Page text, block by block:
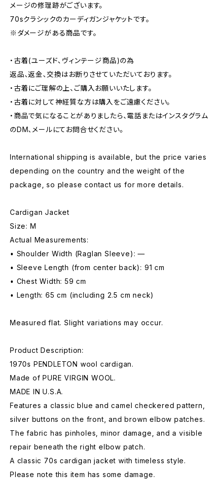
メージの修理跡がございます。
70sクラシックのカーディガンジャケットです。
※ダメージがある商品です。
・古着(ユーズド、ヴィンテージ商品)の為
返品、返金、交換はお断りさせていただいております。
・古着にご理解の上、ご購入お願いいたします。
・古着に対して神経質な方は購入をご遠慮ください。
・商品で気になることがありましたら、電話またはインスタグラム
のDM、メールにてお問合せください。
International shipping is available, but the price varies
depending on the country and the weight of the
package, so please contact us for more details.
Cardigan Jacket
Size: M
Actual Measurements:
• Shoulder Width (Raglan Sleeve): —
• Sleeve Length (from center back): 91 cm
• Chest Width: 59 cm
• Length: 65 cm (including 2.5 cm neck)
Measured flat. Slight variations may occur.
Product Description:
1970s PENDLETON wool cardigan.
Made of PURE VIRGIN WOOL.
MADE IN U.S.A.
Features a classic blue and camel checkered pattern,
silver buttons on the front, and brown elbow patches.
The fabric has pinholes, minor damage, and a visible
repair beneath the right elbow patch.
A classic 70s cardigan jacket with timeless style.
Please note this item has some damage.